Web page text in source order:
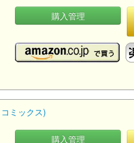
購入管理
ミックス)
購入管理